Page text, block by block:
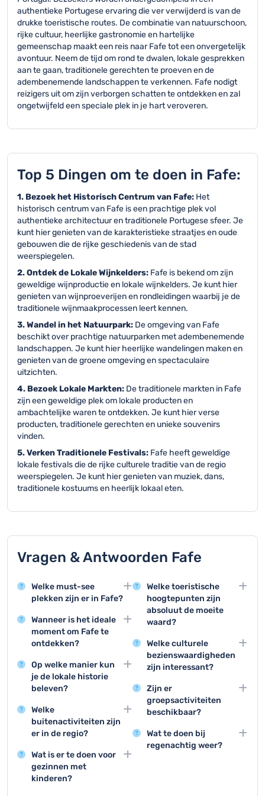
authentieke Portugese ervaring die ver verwijderd is van de
drukke toeristische routes. De combinatie van natuurschoon,
rijke cultuur, heerlijke gastronomie en hartelijke
gemeenschap maakt een reis naar Fafe tot een onvergetelijk
avontuur. Neem de tijd om rond te dwalen, lokale gesprekken
aan te gaan, traditionele gerechten te proeven en de
adembenemende landschappen te verkennen. Fafe nodigt
reizigers uit om zijn verborgen schatten te ontdekken en zal
ongetwijfeld een speciale plek in je hart veroveren.
Top 5 Dingen om te doen in Fafe:
1. Bezoek het Historisch Centrum van Fafe: Het
historisch centrum van Fafe is een prachtige plek vol
authentieke architectuur en traditionele Portugese sfeer. Je
kunt hier genieten van de karakteristieke straatjes en oude
gebouwen die de rijke geschiedenis van de stad
weerspiegelen.
2. Ontdek de Lokale Wijnkelders: Fafe is bekend om zijn
geweldige wijnproductie en lokale wijnkelders. Je kunt hier
genieten van wijnproeverijen en rondleidingen waarbij je de
traditionele wijnmaakprocessen leert kennen.
3. Wandel in het Natuurpark: De omgeving van Fafe
beschikt over prachtige natuurparken met adembenemende
landschappen. Je kunt hier heerlijke wandelingen maken en
genieten van de groene omgeving en spectaculaire
uitzichten.
4. Bezoek Lokale Markten: De traditionele markten in Fafe
zijn een geweldige plek om lokale producten en
ambachtelijke waren te ontdekken. Je kunt hier verse
producten, traditionele gerechten en unieke souvenirs
vinden.
5. Verken Traditionele Festivals: Fafe heeft geweldige
lokale festivals die de rijke culturele traditie van de regio
weerspiegelen. Je kunt hier genieten van muziek, dans,
traditionele kostuums en heerlijk lokaal eten.
Vragen & Antwoorden Fafe
Welke must-see
plekken zijn er in Fafe?
Fafe beschikt over
enkele interessante
bezienswaardigheden
kerk Igreja Matriz en het
gemeentehuis met zijn
karakteristieke
Wanneer is het ideale
moment om Fafe te
ontdekken?
De beste periode om
Fafe te bezoeken is
tussen mei en
weer aangenaam is en
de lokale festivals
plaatsvinden.
Op welke manier kun
je de lokale historie
beleven?
Door het Stadsmuseum
te bezoeken en
historische
wandelingen te maken
door het oude
stadscentrum kun je de
rijke geschiedenis van
Welke
buitenactiviteiten zijn
er in de regio?
Fafe biedt geweldige
mogelijkheden voor
wandelen en fietsen in
Wat is er te doen voor
gezinnen met
kinderen?
Welke toeristische
hoogtepunten zijn
absoluut de moeite
waard?
De top 3 activiteiten zijn
het bezoeken van Igreja
Matriz, wandelen door
het historische centrum
en genieten van de
lokale gastronomie.
Welke culturele
bezienswaardigheden
zijn interessant?
Fafe biedt interessante
culturele activiteiten
zoals lokale
muziekoptredens en
traditionele festivals.
Zijn er
groepsactiviteiten
beschikbaar?
Groepen kunnen
genieten van
georganiseerde
Wat te doen bij
regenachtig weer?